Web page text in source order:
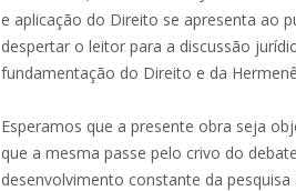
e aplicação do Direito se apresenta ao
despertar o leitor para a discussão
fundamentação do Direito e da
Esperamos que a presente obra seja
que a mesma passe pelo crivo do
desenvolvimento constante da